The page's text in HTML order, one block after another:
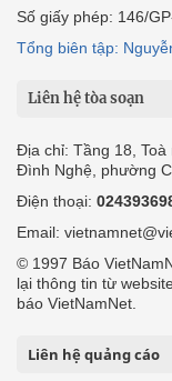
Số giấy phép: 146/
Tổng biên tập:
Liên hệ tòa soạn
Địa chỉ: Tầng 18, Toà
Đình Nghệ, phường
Điện thoại:
Email:
© 1997 Báo
lại thông tin từ
báo VietNamNet.
Liên hệ quảng cáo